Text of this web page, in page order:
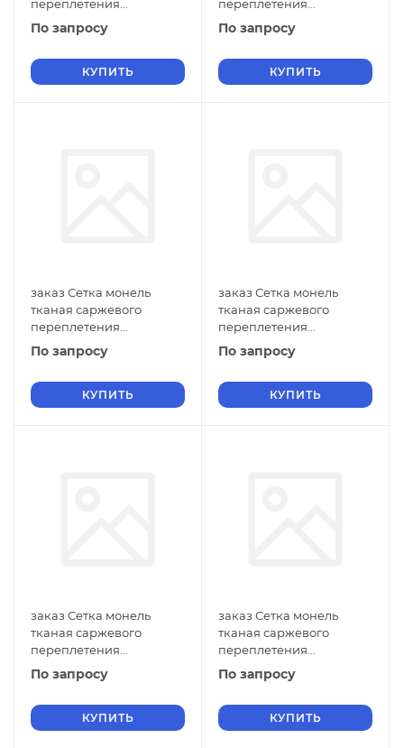
переплетения
двусторонняя
фильтровая 0,8х0,5 мм
ячейки
По запросу
КУПИТЬ
переплетения
двусторонняя
фильтровая 0,8х0,4 мм
ячейки
По запросу
КУПИТЬ
заказ Сетка монель
тканая саржевого
переплетения
двусторонняя
фильтровая 0,8х0,3 мм
ячейки
По запросу
КУПИТЬ
заказ Сетка монель
тканая саржевого
переплетения
двусторонняя
фильтровая 0,8х0,2 мм
ячейки
По запросу
КУПИТЬ
заказ Сетка монель
тканая саржевого
переплетения
двусторонняя
фильтровая 0,8х0,18 мм
ячейки
По запросу
КУПИТЬ
заказ Сетка монель
тканая саржевого
переплетения
двусторонняя
фильтровая 0,8х0,16 мм
ячейки
По запросу
КУПИТЬ